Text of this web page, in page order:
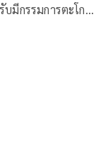
บมีกรรมการตะโกน